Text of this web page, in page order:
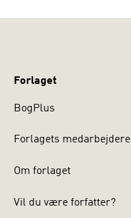
Forlaget
BogPlus
Forlagets medarbejdere
Om forlaget
Vil du være forfatter?